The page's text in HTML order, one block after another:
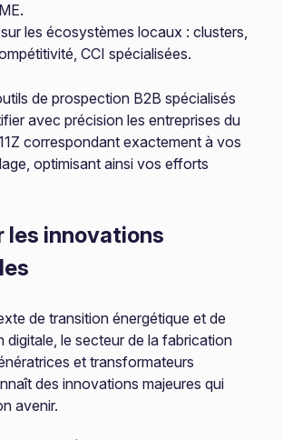
sur les écosystèmes locaux : clusters,
CCI spécialisées.
de prospection B2B spécialisés
avec précision les entreprises du
correspondant exactement à vos
optimisant ainsi vos efforts
les innovations
de transition énergétique et de
digitale, le secteur de la fabrication
et transformateurs
des innovations majeures qui
avenir.